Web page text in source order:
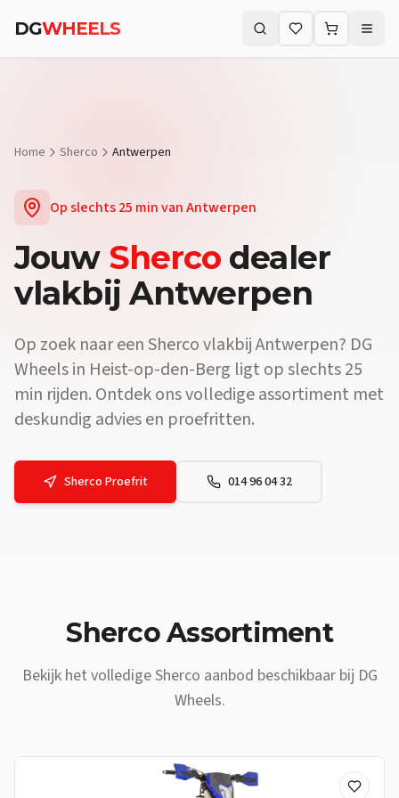
DGWHEELS Zoeken (⌘K)
Home Sherco Antwerpen
Op slechts25 minvanAntwerpen
Jouw Sherco dealer
vlakbijAntwerpen
Op zoek naar eenShercovlakbijAntwerpen? DG
Wheels in Heist-op-den-Berg ligt op slechts25
min rijden. Ontdek ons volledige assortiment met
deskundig advies en proefritten.
Sherco Proefrit 014 96 04 32
ShercoAssortiment
Bekijk het volledigeSherco aanbod beschikbaar bij DG
Wheels.